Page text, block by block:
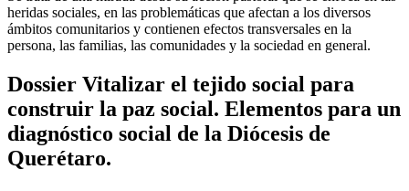
heridas sociales, en las problemáticas que afectan a los diversos
ámbitos comunitarios y contienen efectos transversales en la
persona, las familias, las comunidades y la sociedad en general.
Dossier Vitalizar el tejido social para
construir la paz social. Elementos para un
diagnóstico social de la Diócesis de
Querétaro.